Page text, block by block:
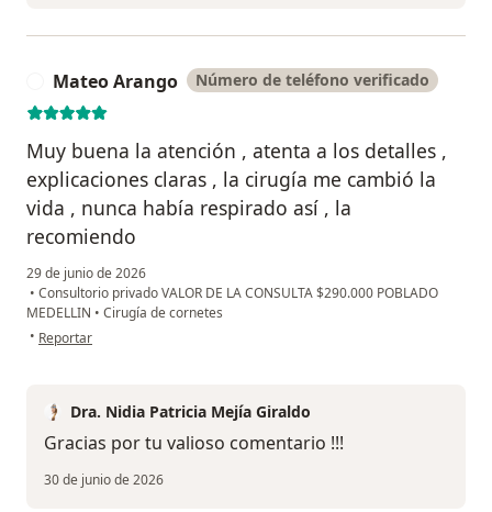
Mateo Arango Número de teléfono verificado
Muy buena la atención , atenta a los detalles ,
explicaciones claras , la cirugía me cambió la
vida , nunca había respirado así , la
recomiendo
29 de junio de 2026
• Consultorio privado VALOR DE LA CONSULTA $290.000 POBLADO
MEDELLIN • Cirugía de cornetes
• en opinión del usuario Mateo Arango
Reportar
Dra. Nidia Patricia Mejía Giraldo
Gracias por tu valioso comentario !!!
30 de junio de 2026